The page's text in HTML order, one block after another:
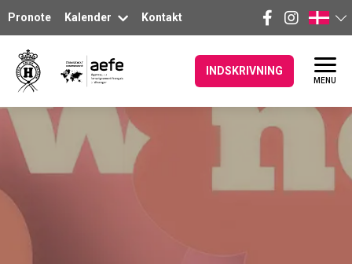
Pronote Kalender Kontakt
INDSKRIVNING
MENU